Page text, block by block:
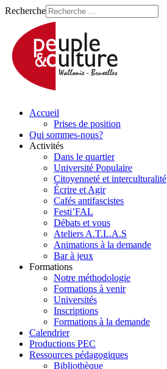
Recherche
Accueil
Prises de position
Qui sommes-nous?
Activités
Dans le quartier
Université Populaire
Citoyenneté et interculturalité
Écrire et Agir
Cafés antifascistes
Festi’FAL
Débats et vous
Ateliers A.T.L.A.S
Animations à la demande
Bar à jeux
Formations
Notre méthodologie
Formations à venir
Universités
Inscriptions
Formations à la demande
Calendrier
Productions PEC
Ressources pédagogiques
Bibliothèque